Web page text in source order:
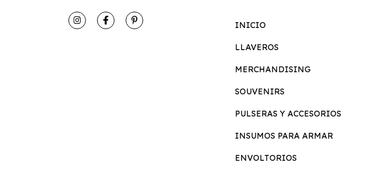
INICIO
LLAVEROS
MERCHANDISING
SOUVENIRS
PULSERAS Y ACCESORIOS
INSUMOS PARA ARMAR
ENVOLTORIOS